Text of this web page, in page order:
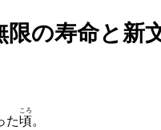
の寿命と新
た頃
ころ
。